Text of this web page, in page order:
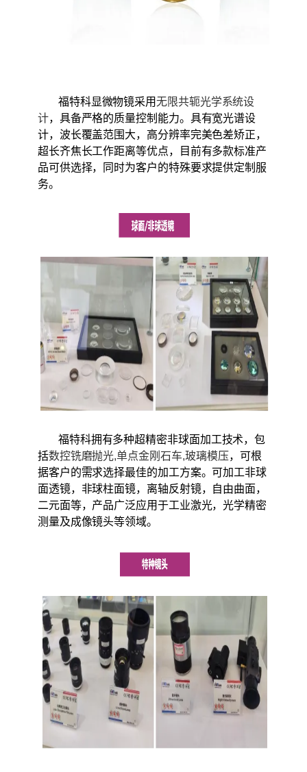
福特科显微物镜采用无限共轭光学系统设
计，具备严格的质量控制能力。具有宽光谱设
计，波长覆盖范围大，高分辨率完美色差矫正，
超长齐焦长工作距离等优点，目前有多款标准产
品可供选择，同时为客户的特殊要求提供定制服
务。
福特科拥有多种超精密非球面加工技术，包
括数控铣磨抛光,单点金刚石车,玻璃模压，可根
据客户的需求选择最佳的加工方案。可加工非球
面透镜，非球柱面镜，离轴反射镜，自由曲面，
二元面等，产品广泛应用于工业激光，光学精密
测量及成像镜头等领域。